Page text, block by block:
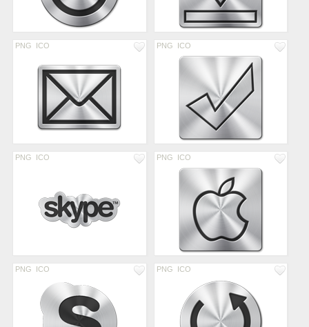
PNG ICO PNG ICO
PNG ICO PNG ICO
PNG ICO PNG ICO